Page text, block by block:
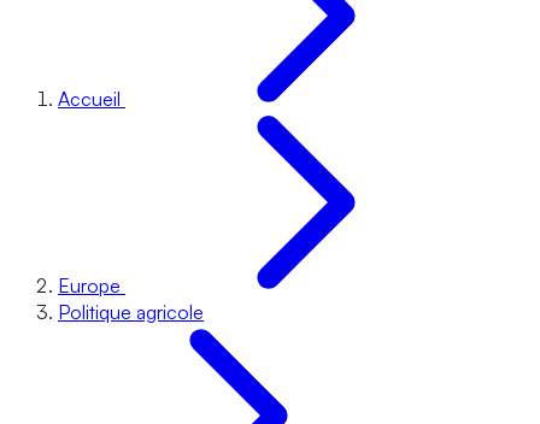
Accueil
Europe
Politique agricole